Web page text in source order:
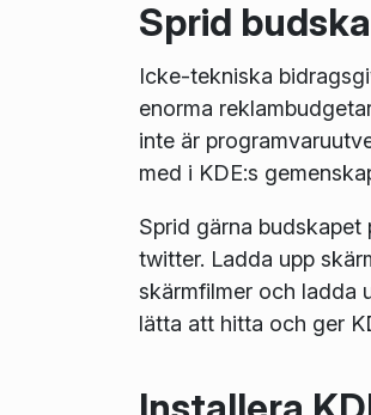
Sprid
Icke-tekniska
enorma
inte är
med i KDE:s
Sprid gärna
twitter. Ladda upp
skärmfilmer och ladda
lätta att hitta och ger